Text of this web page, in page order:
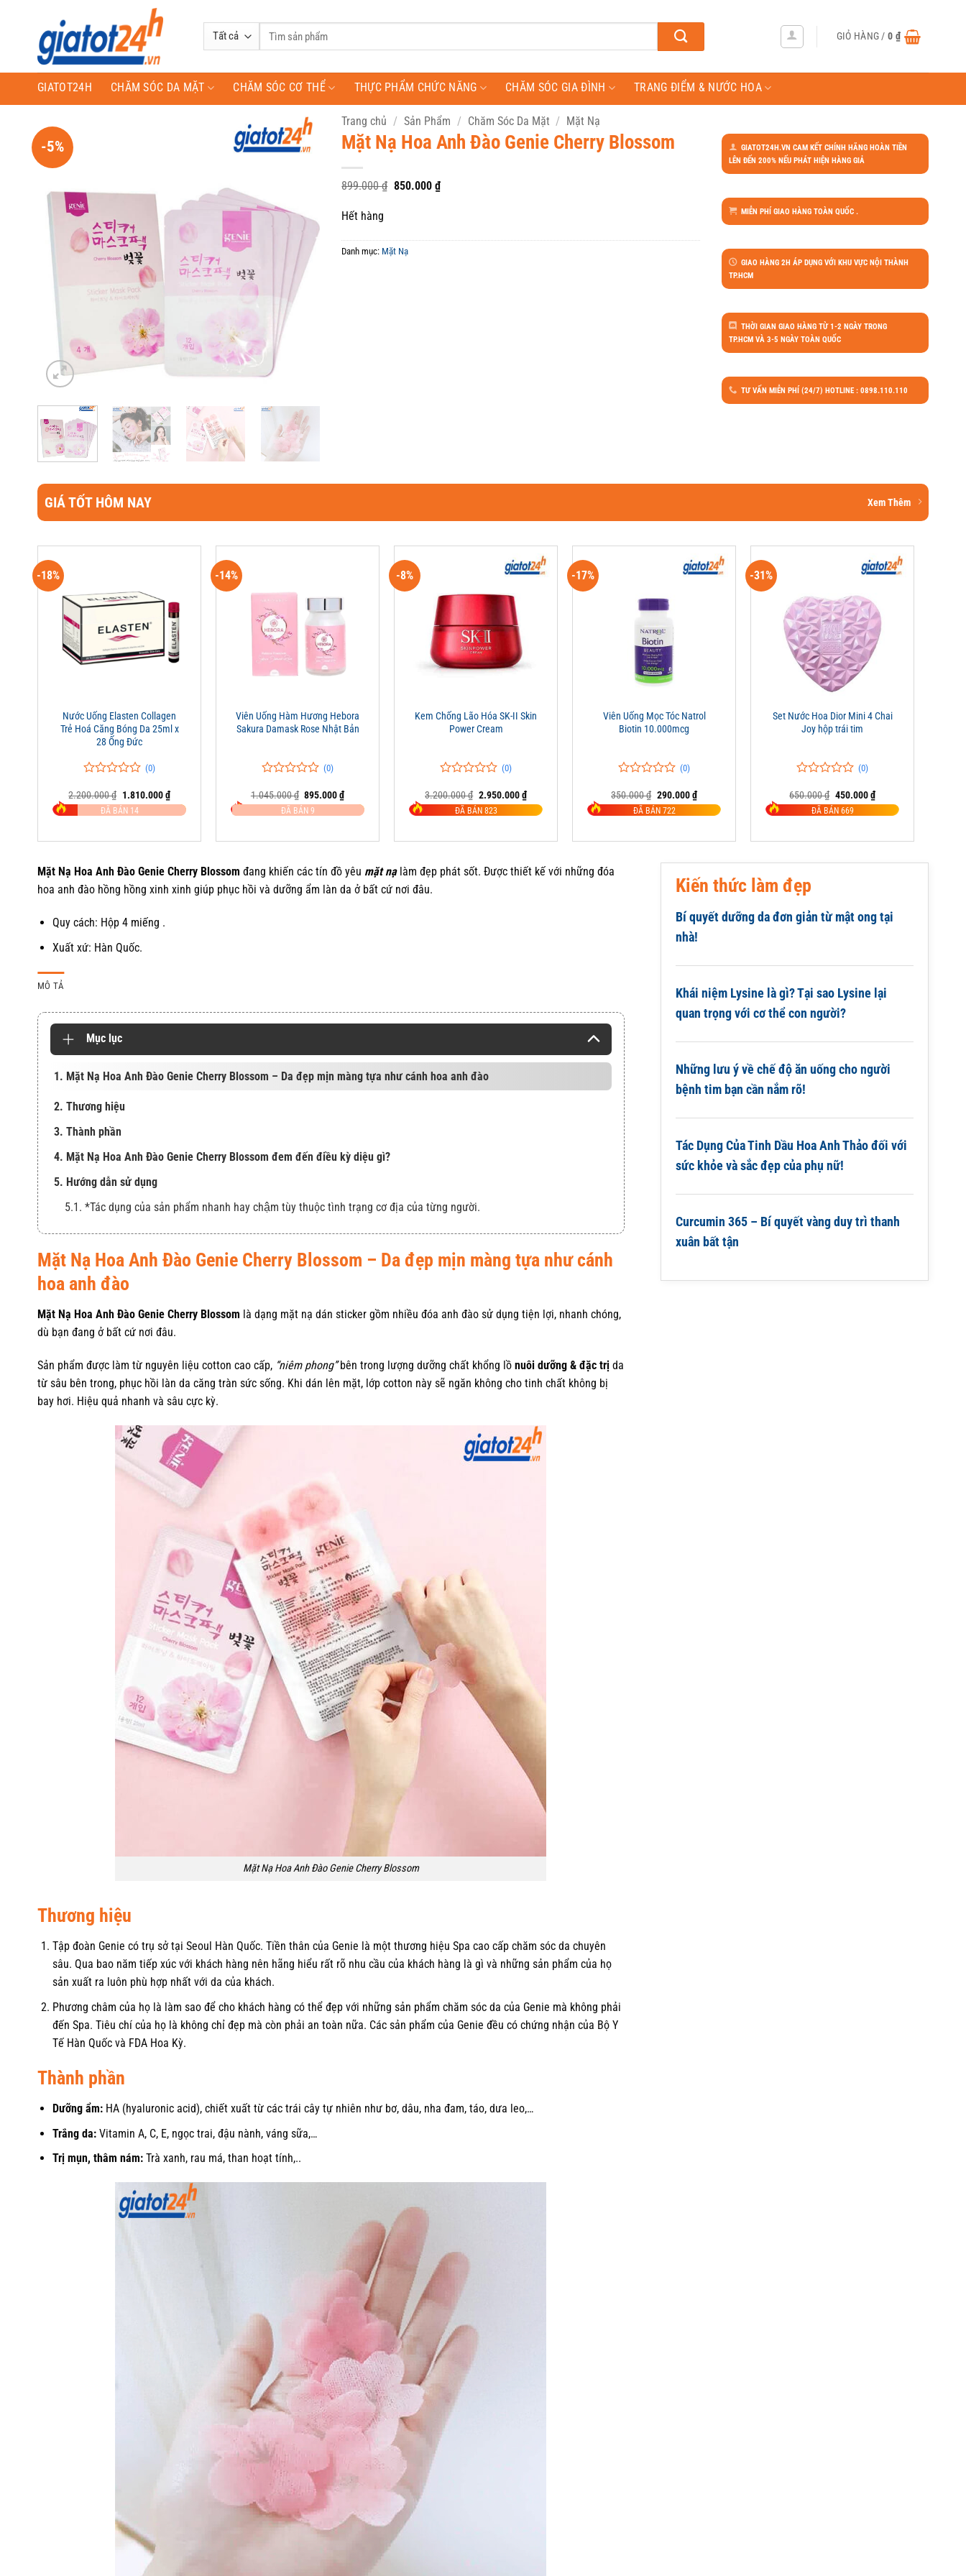
Tìm
GIỎ HÀNG /0 ₫
GIATOT24H CHĂM SÓC DA MẶT CHĂM SÓC CƠ THỂ THỰC PHẨM CHỨC NĂNG CHĂM SÓC GIA ĐÌNH TRANG ĐIỂM & NƯỚC HOA
-5%
Trang chủ / Sản Phẩm / Chăm Sóc Da Mặt / Mặt Nạ
Mặt Nạ Hoa Anh Đào Genie Cherry Blossom
899.000₫ Giá
850.000₫Giá
hiện
Hết hàng
Danh mục: Mặt Nạ
GIATOT24H.VN CAM KẾT CHÍNH HÃNG HOÀN TIỀN
LÊN ĐẾN 200% NẾU PHÁT HIỆN HÀNG GIẢ
MIỄN PHÍ GIAO HÀNG TOÀN QUỐC .
GIAO HÀNG 2H ÁP DỤNG VỚI KHU VỰC NỘI THÀNH
TP.HCM
THỜI GIAN GIAO HÀNG TỪ 1-2 NGÀY TRONG
TP.HCM VÀ 3-5 NGÀY TOÀN QUỐC
TƯ VẤN MIỄN PHÍ (24/7) HOTLINE : 0898.110.110
GIÁ TỐT HÔM NAY Xem Thêm
-18%
Nước Uống Elasten Collagen
Trẻ Hoá Căng Bóng Da 25ml x
28 Ống Đức
trên
5
đánh
(0)
2.200.000₫ Giá
gốc
là:
1.810.000₫Giá
hiện
tại
ĐÃ BÁN 14
-14%
Viên Uống Hàm Hương Hebora
Sakura Damask Rose Nhật Bản
trên
5
đánh
(0)
1.045.000₫ Giá
gốc
là:
895.000₫Giá
hiện
tại
ĐÃ BÁN 9
-8%
Kem Chống Lão Hóa SK-II Skin
Power Cream
trên
5
đánh
(0)
3.200.000₫ Giá
gốc
là:
2.950.000₫Giá
hiện
tại
ĐÃ BÁN 823
-17%
Viên Uống Mọc Tóc Natrol
Biotin 10.000mcg
trên
5
đánh
(0)
350.000₫ Giá
gốc
là:
290.000₫Giá
hiện
tại
ĐÃ BÁN 722
-31%
Set Nước Hoa Dior Mini 4 Chai
Joy hộp trái tim
trên
5
đánh
(0)
650.000₫ Giá
gốc
là:
450.000₫Giá
hiện
tại
ĐÃ BÁN 669
Mặt Nạ Hoa Anh Đào Genie Cherry Blossom đang khiến các tín đồ yêu mặt nạlàm đẹp phát sốt. Được thiết kế với những đóa
hoa anh đào hồng hồng xinh xinh giúp phục hồi và dưỡng ẩm làn da ở bất cứ nơi đâu.
Quy cách: Hộp 4 miếng .
Xuất xứ: Hàn Quốc.
MÔ TẢ
Mục lục
1. Mặt Nạ Hoa Anh Đào Genie Cherry Blossom – Da đẹp mịn màng tựa như cánh hoa anh đào
2. Thương hiệu
3. Thành phần
4. Mặt Nạ Hoa Anh Đào Genie Cherry Blossom đem đến điều kỳ diệu gì?
5. Hướng dẫn sử dụng
5.1. *Tác dụng của sản phẩm nhanh hay chậm tùy thuộc tình trạng cơ địa của từng người.
Mặt Nạ Hoa Anh Đào Genie Cherry Blossom – Da đẹp mịn màng tựa như cánh
hoa anh đào
Mặt Nạ Hoa Anh Đào Genie Cherry Blossom là dạng mặt nạ dán sticker gồm nhiều đóa anh đào sử dụng tiện lợi, nhanh chóng,
dù bạn đang ở bất cứ nơi đâu.
Sản phẩm được làm từ nguyên liệu cotton cao cấp, “niêm phong”bên trong lượng dưỡng chất khổng lồ nuôi dưỡng & đặc trị da
từ sâu bên trong, phục hồi làn da căng tràn sức sống. Khi dán lên mặt, lớp cotton này sẽ ngăn không cho tinh chất không bị
bay hơi. Hiệu quả nhanh và sâu cực kỳ.
Mặt Nạ Hoa Anh Đào Genie Cherry Blossom
Thương hiệu
Tập đoàn Genie có trụ sở tại Seoul Hàn Quốc. Tiền thân của Genie là một thương hiệu Spa cao cấp chăm sóc da chuyên
sâu. Qua bao năm tiếp xúc với khách hàng nên hãng hiểu rất rõ nhu cầu của khách hàng là gì và những sản phẩm của họ
sản xuất ra luôn phù hợp nhất với da của khách.
Phương châm của họ là làm sao để cho khách hàng có thể đẹp với những sản phẩm chăm sóc da của Genie mà không phải
đến Spa. Tiêu chí của họ là không chỉ đẹp mà còn phải an toàn nữa. Các sản phẩm của Genie đều có chứng nhận của Bộ Y
Tế Hàn Quốc và FDA Hoa Kỳ.
Thành phần
Dưỡng ẩm:HA (hyaluronic acid), chiết xuất từ các trái cây tự nhiên như bơ, dâu, nha đam, táo, dưa leo,…
Trắng da:Vitamin A, C, E, ngọc trai, đậu nành, váng sữa,…
Trị mụn, thâm nám:Trà xanh, rau má, than hoạt tính,..
Kiến thức làm đẹp
Bí quyết dưỡng da đơn giản từ mật ong tại
nhà!
Khái niệm Lysine là gì? Tại sao Lysine lại
quan trọng với cơ thể con người?
Những lưu ý về chế độ ăn uống cho người
bệnh tim bạn cần nắm rõ!
Tác Dụng Của Tinh Dầu Hoa Anh Thảo đối với
sức khỏe và sắc đẹp của phụ nữ!
Curcumin 365 – Bí quyết vàng duy trì thanh
xuân bất tận